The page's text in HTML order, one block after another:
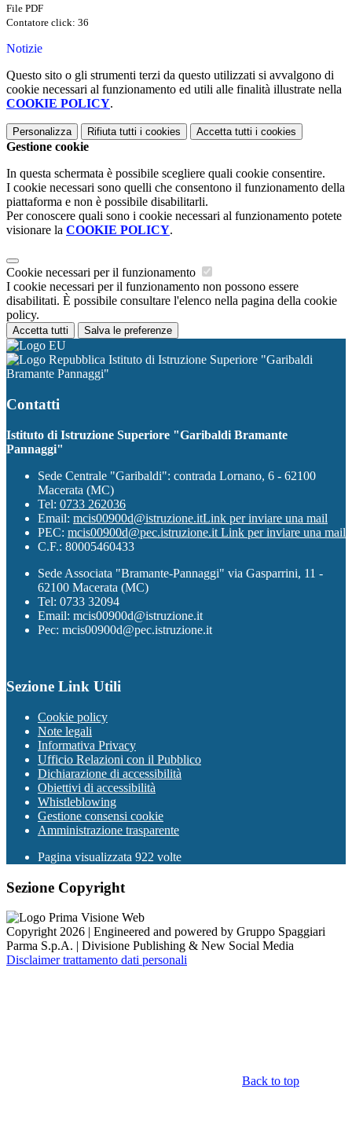
File PDF
Contatore click: 36
Notizie
Questo sito o gli strumenti terzi da questo utilizzati si avvalgono di
cookie necessari al funzionamento ed utili alle finalità illustrate nella
COOKIE POLICY.
Personalizza Rifiuta tutti i cookies Accetta tutti i cookies
Gestione cookie
In questa schermata è possibile scegliere quali cookie consentire.
I cookie necessari sono quelli che consentono il funzionamento della
piattaforma e non è possibile disabilitarli.
Per conoscere quali sono i cookie necessari al funzionamento potete
visionare la COOKIE POLICY.
Cookie necessari per il funzionamento
I cookie necessari per il funzionamento non possono essere
disabilitati. È possibile consultare l'elenco nella pagina della cookie
policy.
Accetta tutti Salva le preferenze
Istituto di Istruzione Superiore "Garibaldi
Bramante Pannaggi"
Contatti
Istituto di Istruzione Superiore "Garibaldi Bramante
Pannaggi"
Sede Centrale "Garibaldi": contrada Lornano, 6 - 62100
Macerata (MC)
Tel: 0733 262036
Email: mcis00900d@istruzione.itLink per inviare una mail
PEC: mcis00900d@pec.istruzione.it Link per inviare una mail
C.F.: 80005460433
Sede Associata "Bramante-Pannaggi" via Gasparrini, 11 -
62100 Macerata (MC)
Tel: 0733 32094
Email: mcis00900d@istruzione.it
Pec: mcis00900d@pec.istruzione.it
Sezione Link Utili
Cookie policy
Note legali
Informativa Privacy
Ufficio Relazioni con il Pubblico
Dichiarazione di accessibilità
Obiettivi di accessibilità
Whistleblowing
Gestione consensi cookie
Amministrazione trasparente
Pagina visualizzata 922 volte
Sezione Copyright
Copyright 2026 | Engineered and powered by Gruppo Spaggiari
Parma S.p.A. | Divisione Publishing & New Social Media
Disclaimer trattamento dati personali
Back to top